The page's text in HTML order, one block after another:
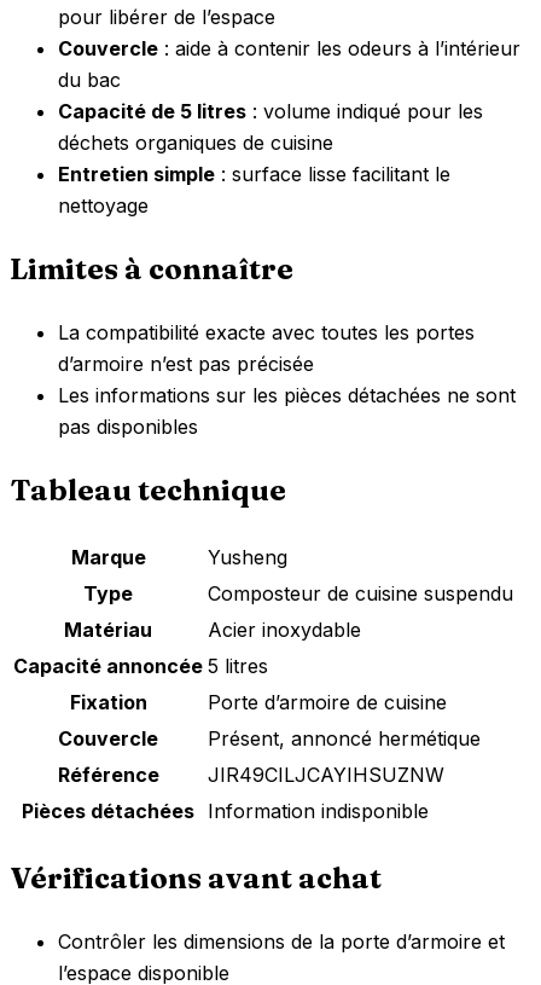
pour libérer de l’espace
Couvercle : aide à contenir les odeurs à l’intérieur
du bac
Capacité de 5 litres : volume indiqué pour les
déchets organiques de cuisine
Entretien simple : surface lisse facilitant le
nettoyage
Limites à connaître
La compatibilité exacte avec toutes les portes
d’armoire n’est pas précisée
Les informations sur les pièces détachées ne sont
pas disponibles
Tableau technique
Marque
Yusheng
Type
Composteur de cuisine suspendu
Matériau
Acier inoxydable
Capacité annoncée 5 litres
Fixation
Porte d’armoire de cuisine
Couvercle
Présent, annoncé hermétique
Référence
JIR49CILJCAYIHSUZNW
Pièces détachées Information indisponible
Vérifications avant achat
Contrôler les dimensions de la porte d’armoire et
l’espace disponible